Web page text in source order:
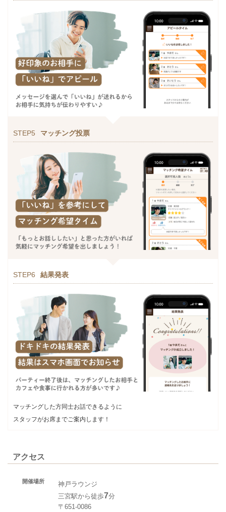
STEP5 マッチング投票
STEP6 結果発表
マッチングした方同士お話できるように
スタッフがお席までご案内します！
アクセス
開催場所
神戸ラウンジ
三宮駅から徒歩7分
〒651-0086